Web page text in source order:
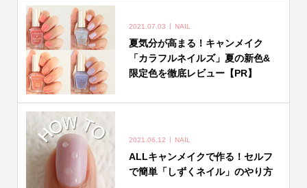
2021.07.03 NAIL
夏気分が高まる！キャンメイク
「カラフルネイルズ」夏の新色&
限定色を徹底レビュー【PR】
2021.06.12 NAIL
ALLキャンメイクで作る！セルフ
で簡単「しずくネイル」のやり方